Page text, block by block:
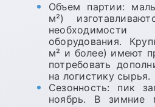
Объем партии:
м²)
оборудования.
м² и более) имеют
потребовать
на логистику сырья.
Сезонность: пик
ноябрь. В зимние